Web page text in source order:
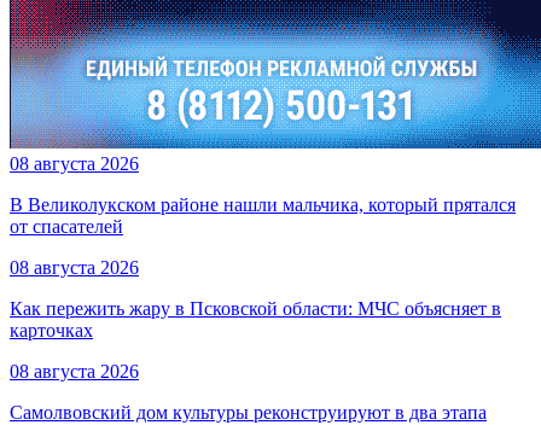
08 августа 2026
В Великолукском районе нашли мальчика, который прятался
от спасателей
08 августа 2026
Как пережить жару в Псковской области: МЧС объясняет в
карточках
08 августа 2026
Самолвовский дом культуры реконструируют в два этапа